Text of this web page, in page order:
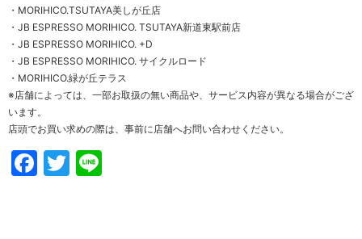
・ MORIHICO.TSUTAYA美しが丘店
・ JB ESPRESSO MORIHICO. TSUTAYA新道東駅前店
・ JB ESPRESSO MORIHICO. +D
・ JB ESPRESSO MORIHICO. サイクルロード
・ MORIHICO.緑が丘テラス
※店舗によっては、一部お取扱の無い商品や、サービス内容が異なる場合がござ
います。
店頭でお買い求めの際は、事前に店舗へお問い合わせください。
Facebook
Twitter